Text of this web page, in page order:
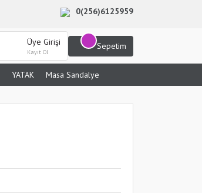
0(256)6125959
Üye Girişi
Kayıt Ol
Sepetim
YATAK Masa Sandalye